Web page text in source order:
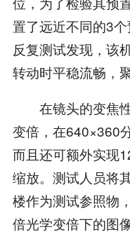
置了远近不同的3
反复测试发现，该
转动时平稳流畅，
在镜头的变焦性
变倍，在640×360
而且还可额外实现
缩放。测试人员将
楼作为测试参照物
倍光学变倍下的图